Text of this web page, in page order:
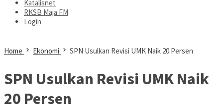
Katalisnet
RKSB Maja FM
Login
Home Ekonomi SPN Usulkan Revisi UMK Naik 20 Persen
SPN Usulkan Revisi UMK Naik
20 Persen